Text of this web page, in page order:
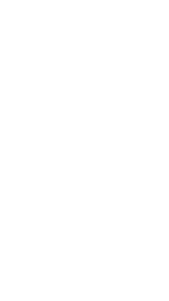
i wodoru,